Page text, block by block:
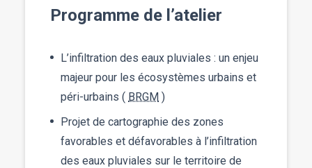
Programme de l’atelier
L’infiltration des eaux pluviales : un enjeu
majeur pour les écosystèmes urbains et
péri-urbains ( BRGM )
Projet de cartographie des zones
favorables et défavorables à l’infiltration
des eaux pluviales sur le territoire de